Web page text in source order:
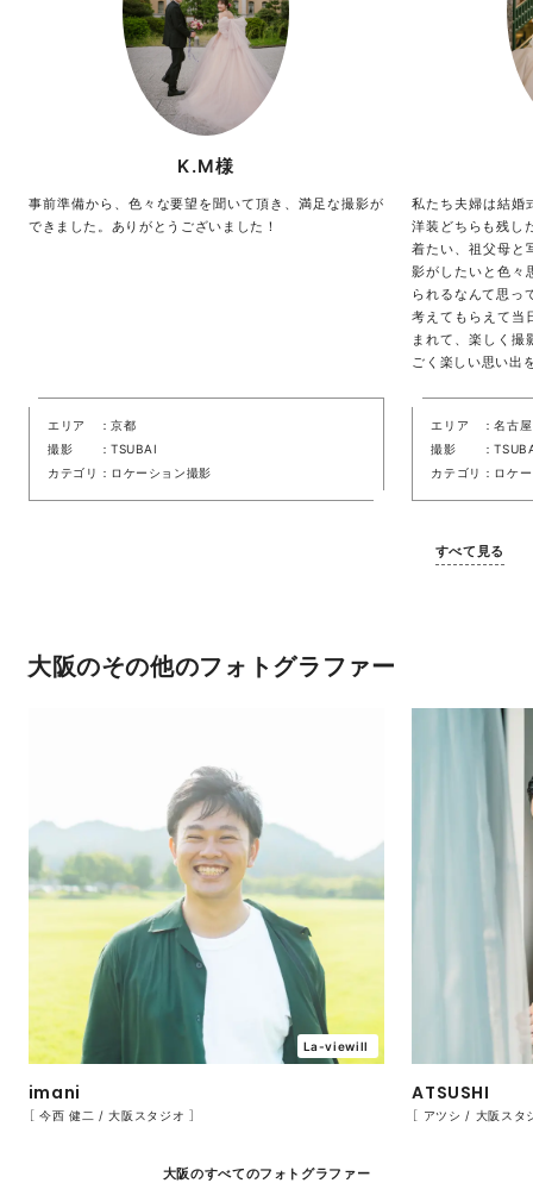
K.M様
事前準備から、色々な要望を聞いて頂き、満足な撮影が
できました。ありがとうございました！
エリア
京都
撮影
TSUBAI
カテゴリ
ロケーション撮影
私たち夫婦は結婚
洋装どちらも残し
着たい、祖父母と
影がしたいと色々
られるなんて思っ
考えてもらえて当
まれて、楽しく撮
ごく楽しい思い出
エリア
名古屋
撮影
カテゴリ
ロケ
すべて見る
大阪のその他のフォトグラファー
imani
［ 今西 健二 / 大阪スタジオ ］
La-viewill
ATSUSHI
［ アツシ / 大阪スタ
大阪のすべてのフォトグラファー